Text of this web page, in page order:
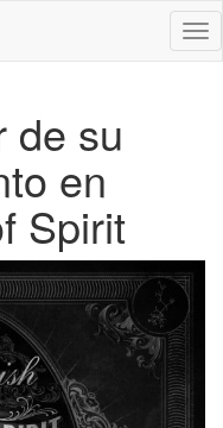
de su
en
Spirit